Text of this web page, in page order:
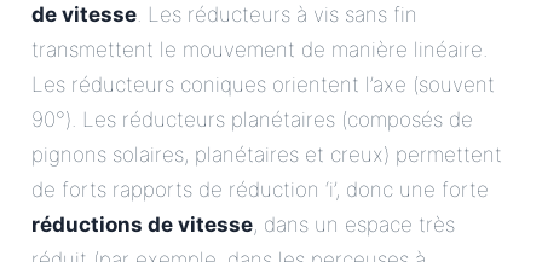
de vitesse. Les réducteurs à vis sans fin
transmettent le mouvement de manière linéaire.
Les réducteurs coniques orientent l’axe (souvent
90°). Les réducteurs planétaires (composés de
pignons solaires, planétaires et creux) permettent
de forts rapports de réduction ‘i’, donc une forte
réductions de vitesse, dans un espace très